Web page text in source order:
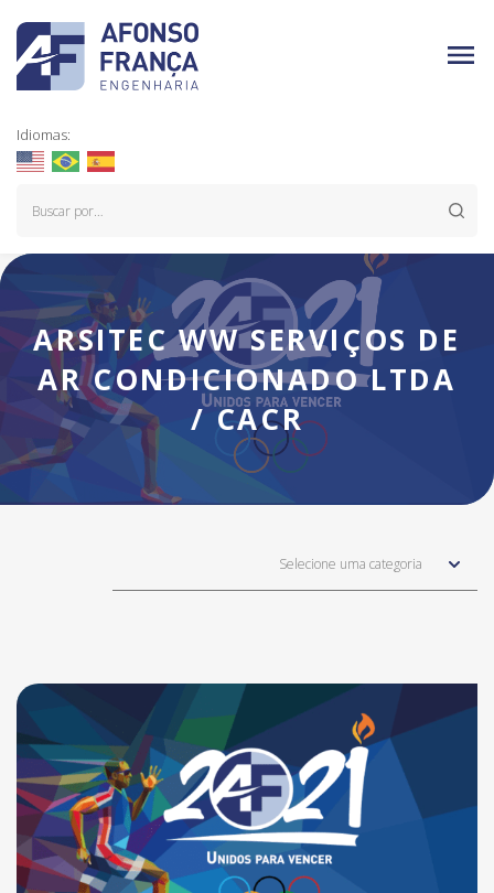
Idiomas:
ARSITEC WW SERVIÇOS DE
AR CONDICIONADO LTDA
/ CACR
Selecione uma categoria